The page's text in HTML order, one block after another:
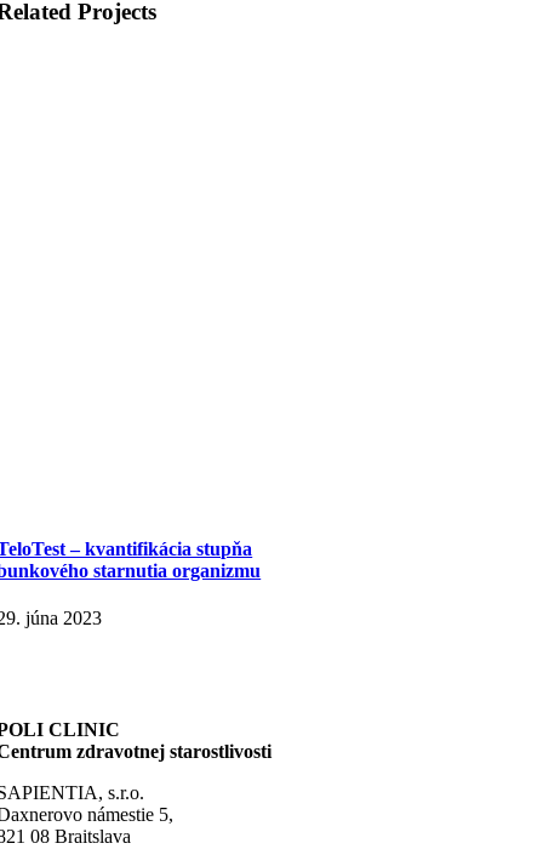
Projects
– kvantifikácia stupňa
starnutia organizmu
júna 2023
CLINIC
zdravotnej starostlivosti
s.r.o.
námestie 5,
08 Braitslava